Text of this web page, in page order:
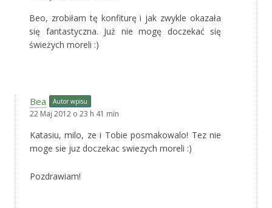
Beo, zrobiłam tę konfiturę i jak zwykle okazała
się fantastyczna. Już nie mogę doczekać się
świeżych moreli :)
Bea Autor wpisu
22 Maj 2012 o 23 h 41 min
Katasiu, milo, ze i Tobie posmakowalo! Tez nie
moge sie juz doczekac swiezych moreli :)
Pozdrawiam!